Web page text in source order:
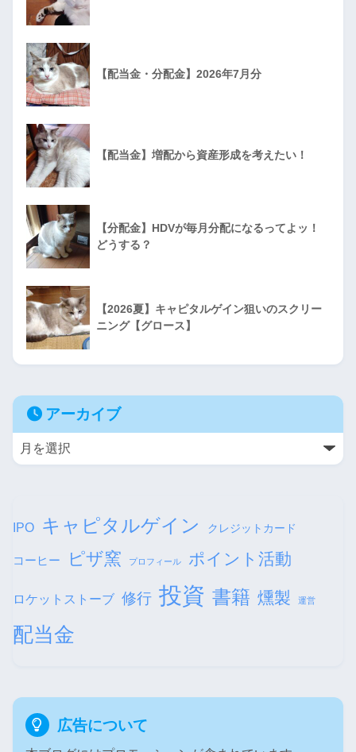
【配当金・分配金】2026年7月分
【配当金】増配から資産形成を考えたい！
【分配金】HDVが毎月分配になるってよッ！
どうする？
【2026夏】キャピタルゲイン狙いのスクリー
ニング【グロース】
アーカイブ
IPO キャピタルゲイン クレジットカード
コーヒー ピザ窯 プロフィール ポイント活動
ロケットストーブ 修行 投資 書籍 燻製 運営
配当金
広告について